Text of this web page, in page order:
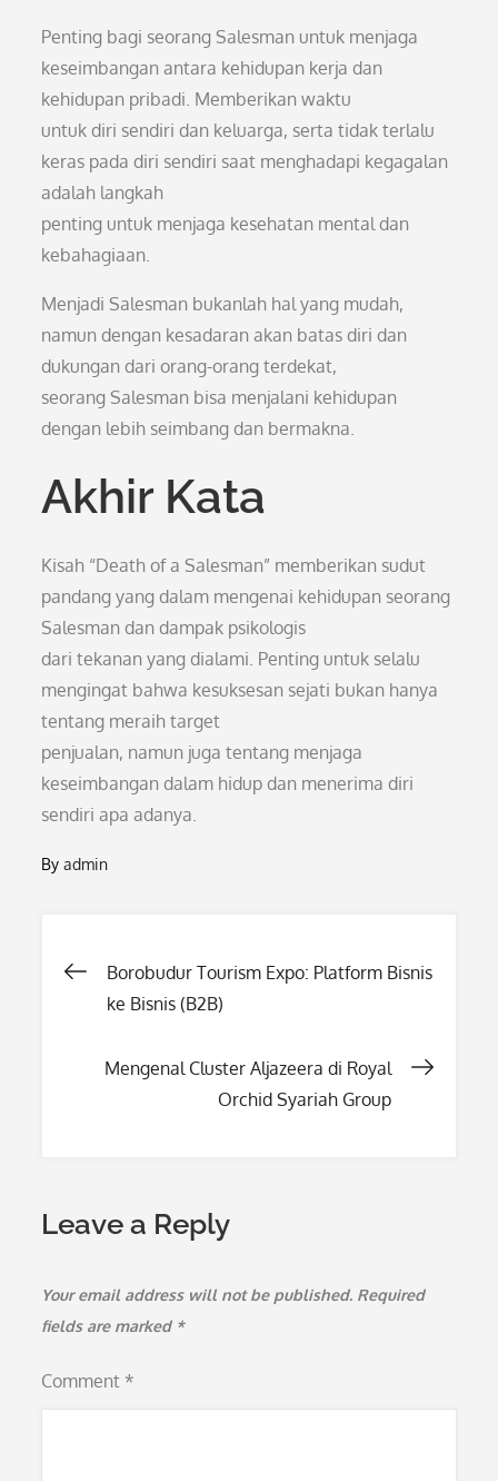
Penting bagi seorang Salesman untuk menjaga
keseimbangan antara kehidupan kerja dan
kehidupan pribadi. Memberikan waktu
untuk diri sendiri dan keluarga, serta tidak terlalu
keras pada diri sendiri saat menghadapi kegagalan
adalah langkah
penting untuk menjaga kesehatan mental dan
kebahagiaan.
Menjadi Salesman bukanlah hal yang mudah,
namun dengan kesadaran akan batas diri dan
dukungan dari orang-orang terdekat,
seorang Salesman bisa menjalani kehidupan
dengan lebih seimbang dan bermakna.
Akhir Kata
Kisah “Death of a Salesman” memberikan sudut
pandang yang dalam mengenai kehidupan seorang
Salesman dan dampak psikologis
dari tekanan yang dialami. Penting untuk selalu
mengingat bahwa kesuksesan sejati bukan hanya
tentang meraih target
penjualan, namun juga tentang menjaga
keseimbangan dalam hidup dan menerima diri
sendiri apa adanya.
Byadmin
Post
Borobudur Tourism Expo: Platform Bisnis
ke Bisnis (B2B)
Mengenal Cluster Aljazeera di Royal
Orchid Syariah Group
Leave a Reply
Your email address will not be published. Required
fields are marked *
Comment *